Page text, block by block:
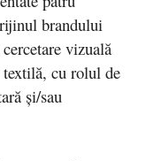
brandului
vizuală
textilă, cu rolul de
și/sau